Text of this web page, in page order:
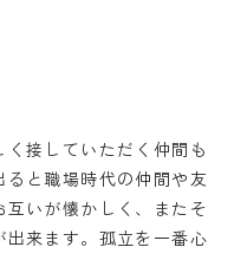
接していただく仲間も
と職場時代の仲間や友
いが懐かしく、またそ
来ます。孤立を一番心